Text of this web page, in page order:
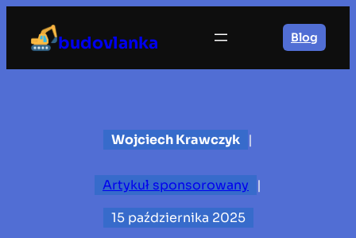
treści
budovlanka Blog
Wojciech Krawczyk |
Artykuł sponsorowany
|
15 października 2025